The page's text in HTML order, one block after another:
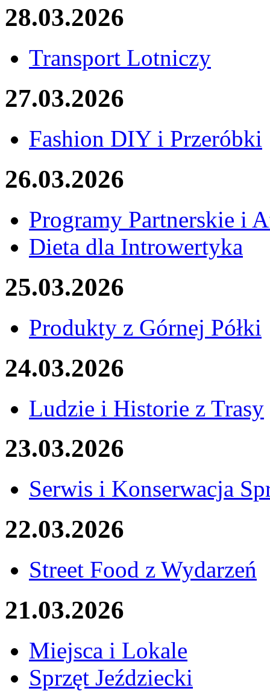
28.03.2026
Transport Lotniczy
27.03.2026
Fashion DIY i Przeróbki
26.03.2026
Programy Partnerskie i
Dieta dla Introwertyka
25.03.2026
Produkty z Górnej Półki
24.03.2026
Ludzie i Historie z Trasy
23.03.2026
Serwis i Konserwacja
22.03.2026
Street Food z Wydarzeń
21.03.2026
Miejsca i Lokale
Sprzęt Jeździecki